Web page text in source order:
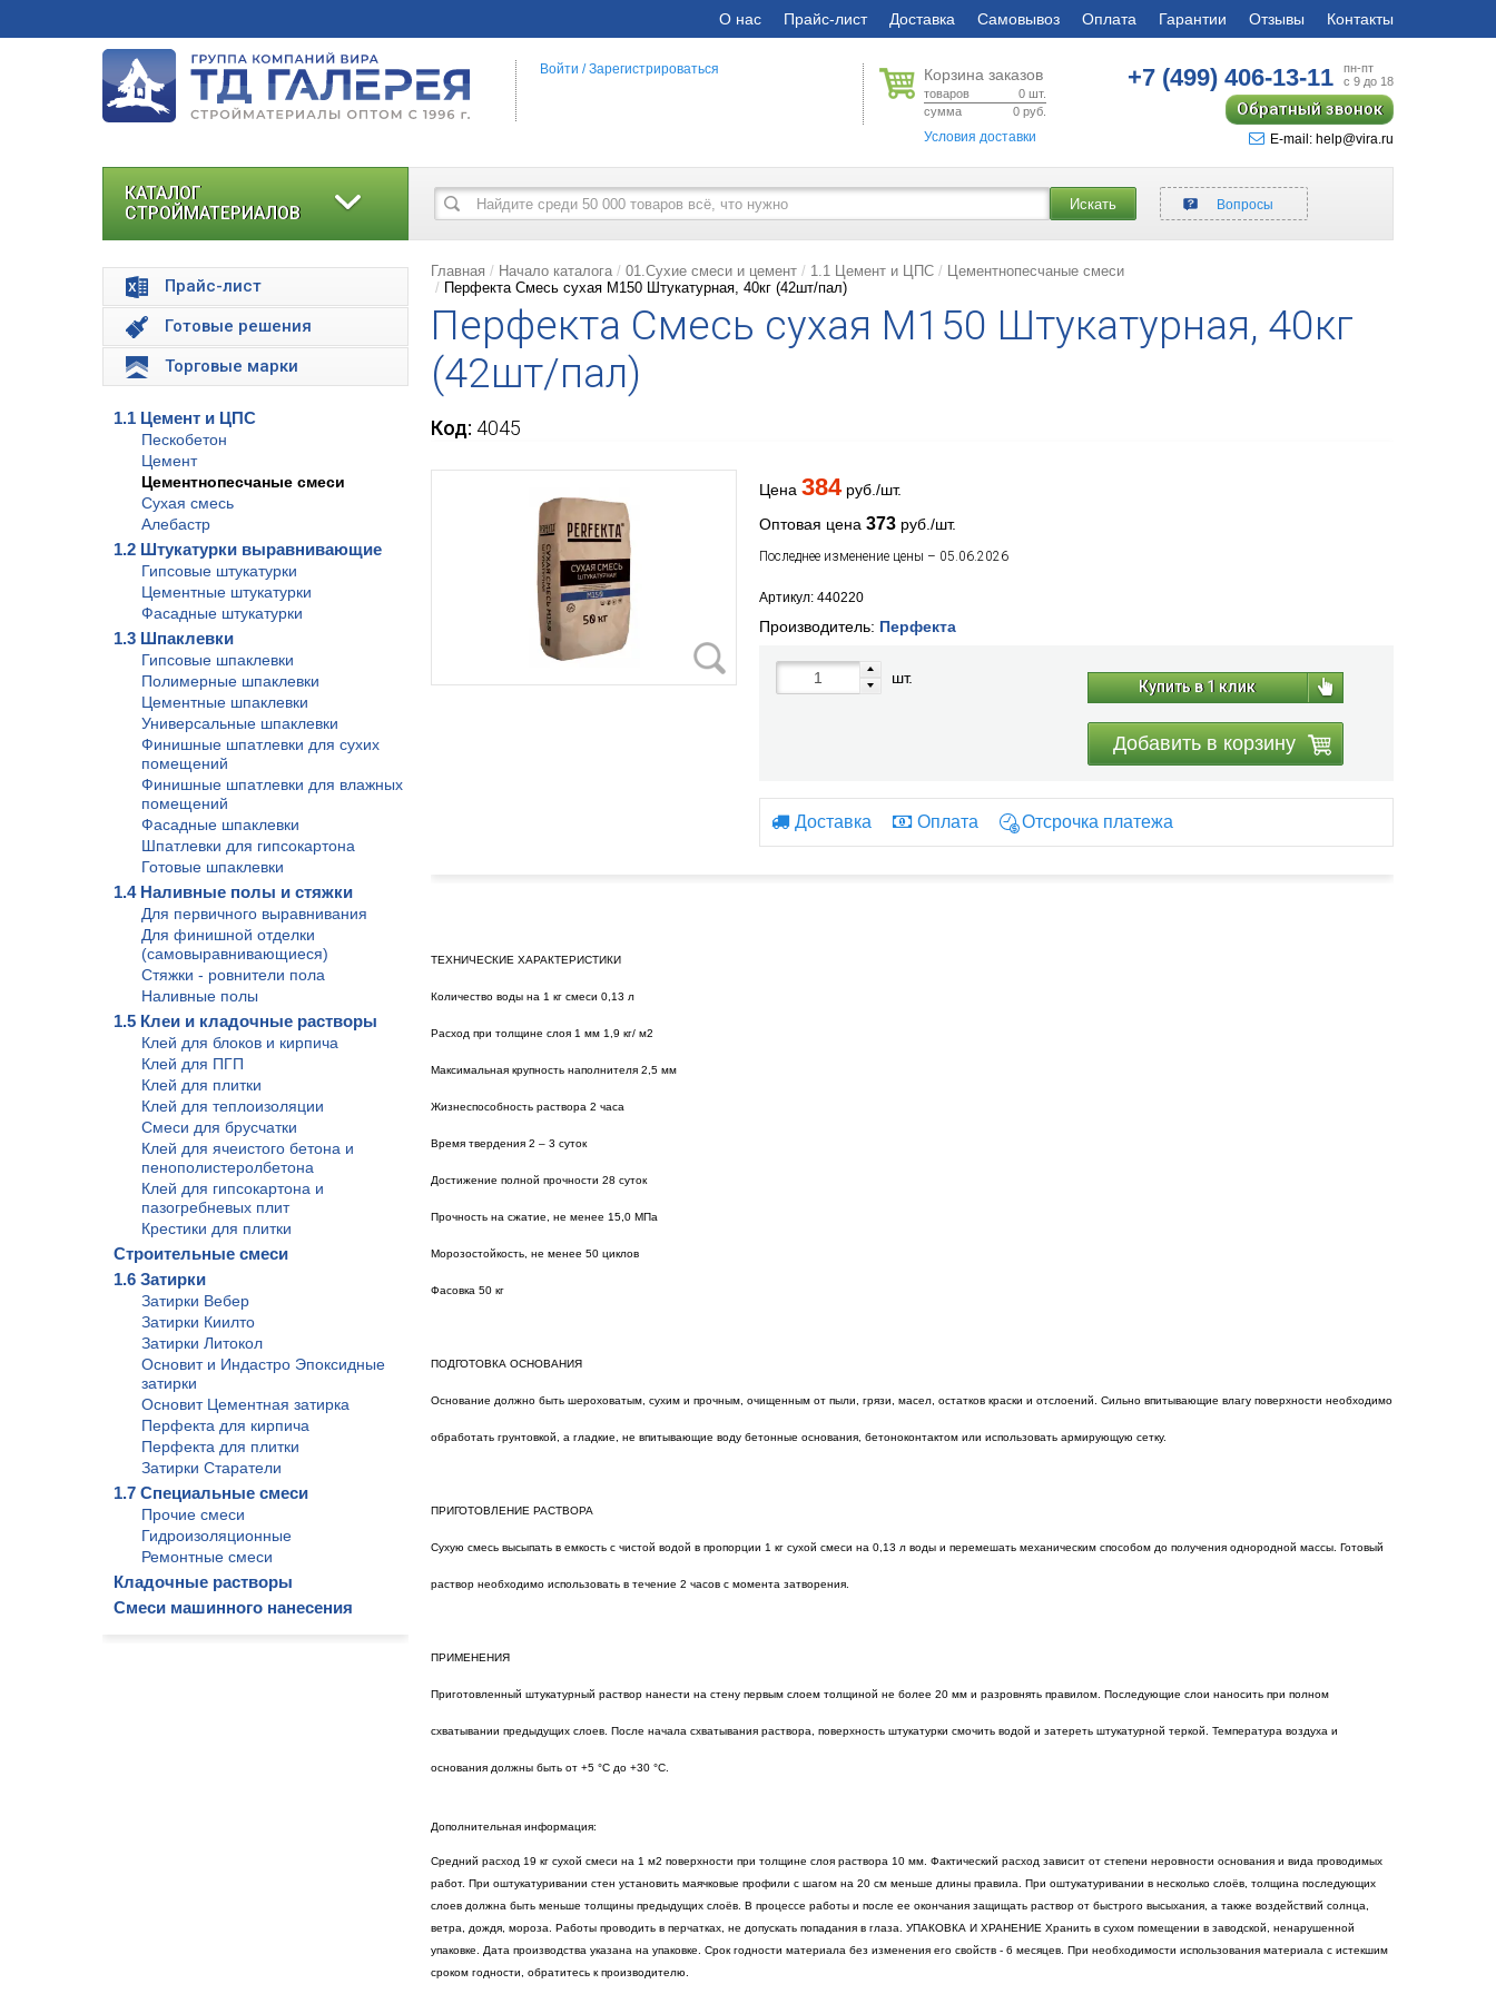
О нас Прайс-лист Доставка Самовывоз Оплата Гарантии Отзывы Контакты
Корзина заказов
товаров 0 шт.
сумма
0 руб.
Условия доставки
+7 (499)406-13-11
пн-пт
с 9 до 18
Обратный звонок
E-mail: help@vira.ru
Войти /Зарегистрироваться
КАТАЛОГ
СТРОЙМАТЕРИАЛОВ
Прайс-лист
Готовые решения
Торговые марки
1.1 Цемент и ЦПС
Пескобетон
Цемент
Цементнопесчаные смеси
Сухая смесь
Алебастр
1.2 Штукатурки выравнивающие
Гипсовые штукатурки
Цементные штукатурки
Фасадные штукатурки
1.3 Шпаклевки
Гипсовые шпаклевки
Полимерные шпаклевки
Цементные шпаклевки
Универсальные шпаклевки
Финишные шпатлевки для сухих
помещений
Финишные шпатлевки для влажных
помещений
Фасадные шпаклевки
Шпатлевки для гипсокартона
Готовые шпаклевки
1.4 Наливные полы и стяжки
Для первичного выравнивания
Для финишной отделки
(самовыравнивающиеся)
Стяжки - ровнители пола
Наливные полы
1.5 Клеи и кладочные растворы
Клей для блоков и кирпича
Клей для ПГП
Клей для плитки
Клей для теплоизоляции
Смеси для брусчатки
Клей для ячеистого бетона и
пенополистеролбетона
Клей для гипсокартона и
пазогребневых плит
Крестики для плитки
Строительные смеси
1.6 Затирки
Затирки Вебер
Затирки Киилто
Затирки Литокол
Основит и Индастро Эпоксидные
затирки
Основит Цементная затирка
Перфекта для кирпича
Перфекта для плитки
Затирки Старатели
1.7 Специальные смеси
Прочие смеси
Гидроизоляционные
Ремонтные смеси
Кладочные растворы
Смеси машинного нанесения
Искать Вопросы
Главная Начало каталога 01.Сухие смеси и цемент 1.1 Цемент и ЦПС
Цементнопесчаные смеси
Перфекта Смесь сухая М150 Штукатурная, 40кг (42шт/пал)
Перфекта Смесь сухая М150 Штукатурная, 40кг
(42шт/пал)
Код: 4045
Цена 384руб./шт.
Оптовая цена 373руб./шт.
Последнее изменение цены – 05.06.2026
Артикул: 440220
Производитель: Перфекта
шт. Купить в 1 клик
Добавить в корзину
Доставка Оплата Отсрочка платежа
ТЕХНИЧЕСКИЕ ХАРАКТЕРИСТИКИ
Количество воды на 1 кг смеси 0,13 л
Расход при толщине слоя 1 мм 1,9 кг/ м2
Максимальная крупность наполнителя 2,5 мм
Жизнеспособность раствора 2 часа
Время твердения 2 – 3 суток
Достижение полной прочности 28 суток
Прочность на сжатие, не менее 15,0 МПа
Морозостойкость, не менее 50 циклов
Фасовка 50 кг
ПОДГОТОВКА ОСНОВАНИЯ
Основание должно быть шероховатым, сухим и прочным, очищенным от пыли, грязи, масел, остатков краски и отслоений. Сильно впитывающие влагу поверхности необходимо
обработать грунтовкой, а гладкие, не впитывающие воду бетонные основания, бетоноконтактом или использовать армирующую сетку.
ПРИГОТОВЛЕНИЕ РАСТВОРА
Сухую смесь высыпать в емкость с чистой водой в пропорции 1 кг сухой смеси на 0,13 л воды и перемешать механическим способом до получения однородной массы. Готовый
раствор необходимо использовать в течение 2 часов с момента затворения.
ПРИМЕНЕНИЯ
Приготовленный штукатурный раствор нанести на стену первым слоем толщиной не более 20 мм и разровнять правилом. Последующие слои наносить при полном
схватывании предыдущих слоев. После начала схватывания раствора, поверхность штукатурки смочить водой и затереть штукатурной теркой. Температура воздуха и
основания должны быть от +5 °С до +30 °С.
Дополнительная информация:
Средний расход 19 кг сухой смеси на 1 м2 поверхности при толщине слоя раствора 10 мм. Фактический расход зависит от степени неровности основания и вида проводимых
работ. При оштукатуривании стен установить маячковые профили с шагом на 20 см меньше длины правила. При оштукатуривании в несколько слоёв, толщина последующих
слоев должна быть меньше толщины предыдущих слоёв. В процессе работы и после ее окончания защищать раствор от быстрого высыхания, а также воздействий солнца,
ветра, дождя, мороза. Работы проводить в перчатках, не допускать попадания в глаза. УПАКОВКА И ХРАНЕНИЕ Хранить в сухом помещении в заводской, ненарушенной
упаковке. Дата производства указана на упаковке. Срок годности материала без изменения его свойств - 6 месяцев. При необходимости использования материала с истекшим
сроком годности, обратитесь к производителю.